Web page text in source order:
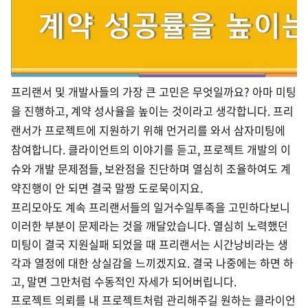
프리랜서 및 개발사들의 가장 큰 고민은 무엇일까요? 아마 미팅
을 진행하고, 계약 성사율을 높이는 것이라고 생각합니다. 프리
랜서가 프로젝트에 지원하기 위해 먼거리를 와서 삼자미팅에
참여합니다. 클라이언트의 이야기를 듣고, 프로젝트 개발의 이
슈와 개발 문제점들, 보완점을 진단하며 열심히 조율하여도 계
약진행이 안 되면 결국 말짱 도로묵이지요.
프리모아도 계속 프리랜서들의 일거수일투족을 고민하다보니
이러한 부분이 문제라는 것을 깨달았습니다. 열심히 노력했던
미팅이 결국 지원실패 되었을 때 프리랜서는 시간낭비라는 생
각과 열정에 대한 상실감을 느끼겠지요. 결국 나중에는 하면 하
고, 말면 그만처럼 수동적인 자세가 되어버립니다.
프로젝트 의뢰를 내 프로젝트처럼 관리해주길 원하는 클라이언